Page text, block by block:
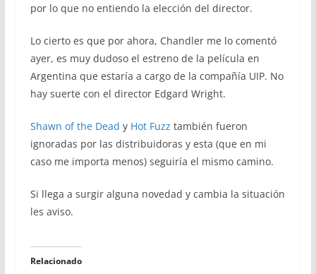
por lo que no entiendo la elección del director.
Lo cierto es que por ahora, Chandler me lo comentó
ayer, es muy dudoso el estreno de la película en
Argentina que estaría a cargo de la compañía UIP. No
hay suerte con el director Edgard Wright.
Shawn of the Dead y Hot Fuzz también fueron
ignoradas por las distribuidoras y esta (que en mi
caso me importa menos) seguiría el mismo camino.
Si llega a surgir alguna novedad y cambia la situación
les aviso.
Relacionado